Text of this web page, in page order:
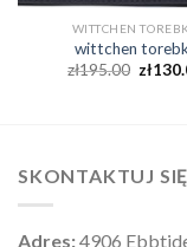
WITTCHEN
wittchen
zł195.00 zł
SKONTAKTUJ
Adres:4906